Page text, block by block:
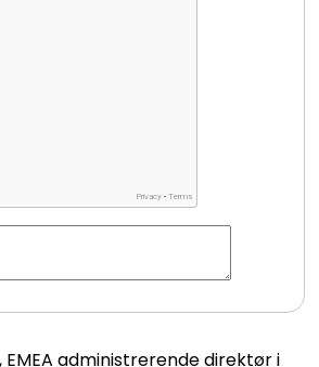
, EMEA administrerende direktør i